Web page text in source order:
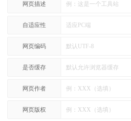
网页描述
自适应性
网页编码
是否缓存
网页作者
网页版权